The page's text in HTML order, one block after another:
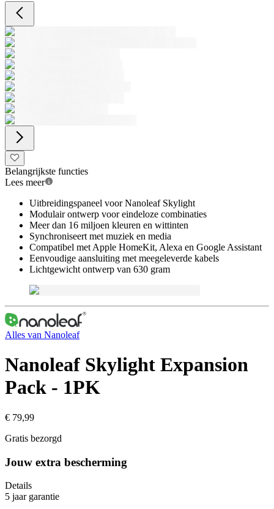
Belangrijkste functies
Lees meer
Uitbreidingspaneel voor Nanoleaf Skylight
Modulair ontwerp voor eindeloze combinaties
Meer dan 16 miljoen kleuren en wittinten
Synchroniseert met muziek en media
Compatibel met Apple HomeKit, Alexa en Google Assistant
Eenvoudige aansluiting met meegeleverde kabels
Lichtgewicht ontwerp van 630 gram
Alles van Nanoleaf
Nanoleaf Skylight Expansion
Pack - 1PK
€ 79,99
Gratis bezorgd
Jouw extra bescherming
Details
5 jaar garantie